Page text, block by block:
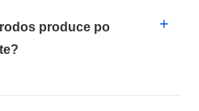
produce po
+